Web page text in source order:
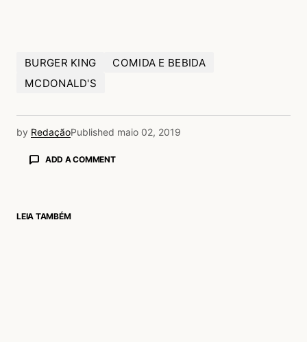
BURGER KING
COMIDA E BEBIDA
MCDONALD'S
by RedaçãoPublished maio 02, 2019
ADD A COMMENT
LEIA TAMBÉM